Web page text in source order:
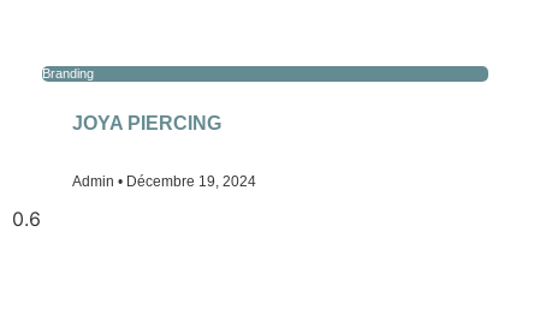
Branding
JOYA PIERCING
Admin Décembre 19, 2024